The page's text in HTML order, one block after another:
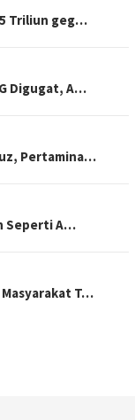
Triliun geg…
Digugat, A…
Pertamina…
Seperti A…
Masyarakat T…